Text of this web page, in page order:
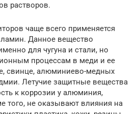
растворов.
чаще всего применяется
Данное вещество
для чугуна и стали, но
процессам в меди и ее
свинце, алюминиево-медных
Летучие защитные вещества
к коррозии у алюминия,
того, не оказывают влияния на